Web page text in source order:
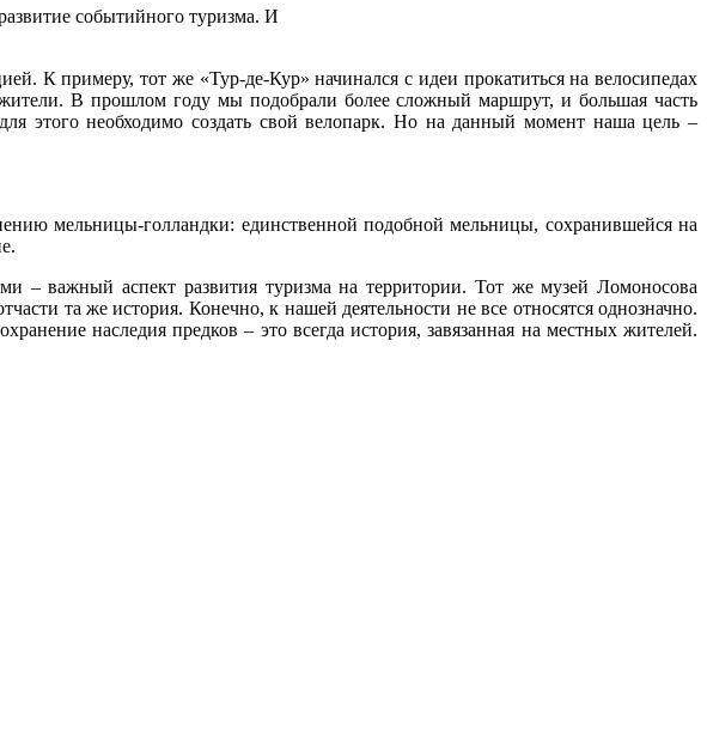
событийного туризма. И
К примеру, тот же «Тур-де-Кур» начинался с идеи прокатиться на велосипедах
В прошлом году мы подобрали более сложный маршрут, и большая часть
этого необходимо создать свой велопарк. Но на данный момент наша цель –
мельницы-голландки: единственной подобной мельницы, сохранившейся на
– важный аспект развития туризма на территории. Тот же музей Ломоносова
та же история. Конечно, к нашей деятельности не все относятся однозначно.
наследия предков – это всегда история, завязанная на местных жителей.